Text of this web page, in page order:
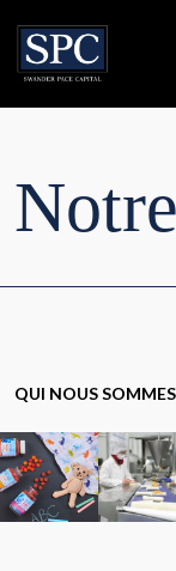
QUI NOUS SOMMES